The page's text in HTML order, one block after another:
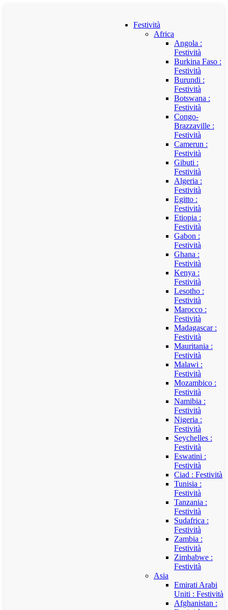
Festività
Africa
Angola :
Festività
Burkina Faso :
Festività
Burundi :
Festività
Botswana :
Festività
Congo-
Brazzaville :
Festività
Camerun :
Festività
Gibuti :
Festività
Algeria :
Festività
Egitto :
Festività
Etiopia :
Festività
Gabon :
Festività
Ghana :
Festività
Kenya :
Festività
Lesotho :
Festività
Marocco :
Festività
Madagascar :
Festività
Mauritania :
Festività
Malawi :
Festività
Mozambico :
Festività
Namibia :
Festività
Nigeria :
Festività
Seychelles :
Festività
Eswatini :
Festività
Ciad : Festività
Tunisia :
Festività
Tanzania :
Festività
Sudafrica :
Festività
Zambia :
Festività
Zimbabwe :
Festività
Asia
Emirati Arabi
Uniti : Festività
Afghanistan :